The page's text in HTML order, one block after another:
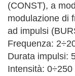
(CONST), a
modulazione di
ad impulsi
Frequenza:
Durata impulsi:
Intensità: 0÷250